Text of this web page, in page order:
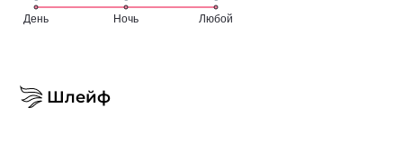
Шлейф